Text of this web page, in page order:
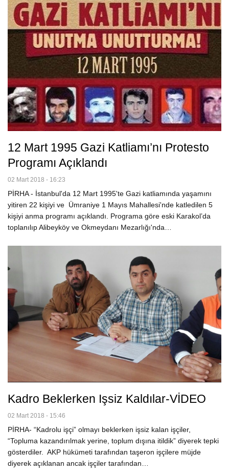
12 Mart 1995 Gazi Katliamı’nı Protesto
Programı Açıklandı
02 Mart 2018 - 16:23
PİRHA - İstanbul'da 12 Mart 1995'te Gazi katliamında yaşamını
yitiren 22 kişiyi ve Ümraniye 1 Mayıs Mahallesi'nde katledilen 5
kişiyi anma programı açıklandı. Programa göre eski Karakol’da
toplanılıp Alibeyköy ve Okmeydanı Mezarlığı'nda…
Kadro Beklerken Işsiz Kaldılar-VİDEO
02 Mart 2018 - 15:46
PİRHA- “Kadrolu işçi” olmayı beklerken işsiz kalan işçiler,
“Topluma kazandırılmak yerine, toplum dışına itildik” diyerek tepki
gösterdiler. AKP hükümeti tarafından taşeron işçilere müjde
diyerek açıklanan ancak işçiler tarafından…